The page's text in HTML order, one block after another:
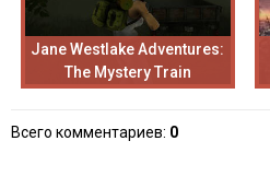
Jane Westlake Adventures:
The Mystery Train
Всего комментариев: 0